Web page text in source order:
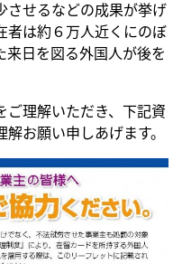
させるなどの成果が挙げ
者は約６万人近くにのぼ
来日を図る外国人が後を
ご理解いただき、下記資
お願い申しあげます。